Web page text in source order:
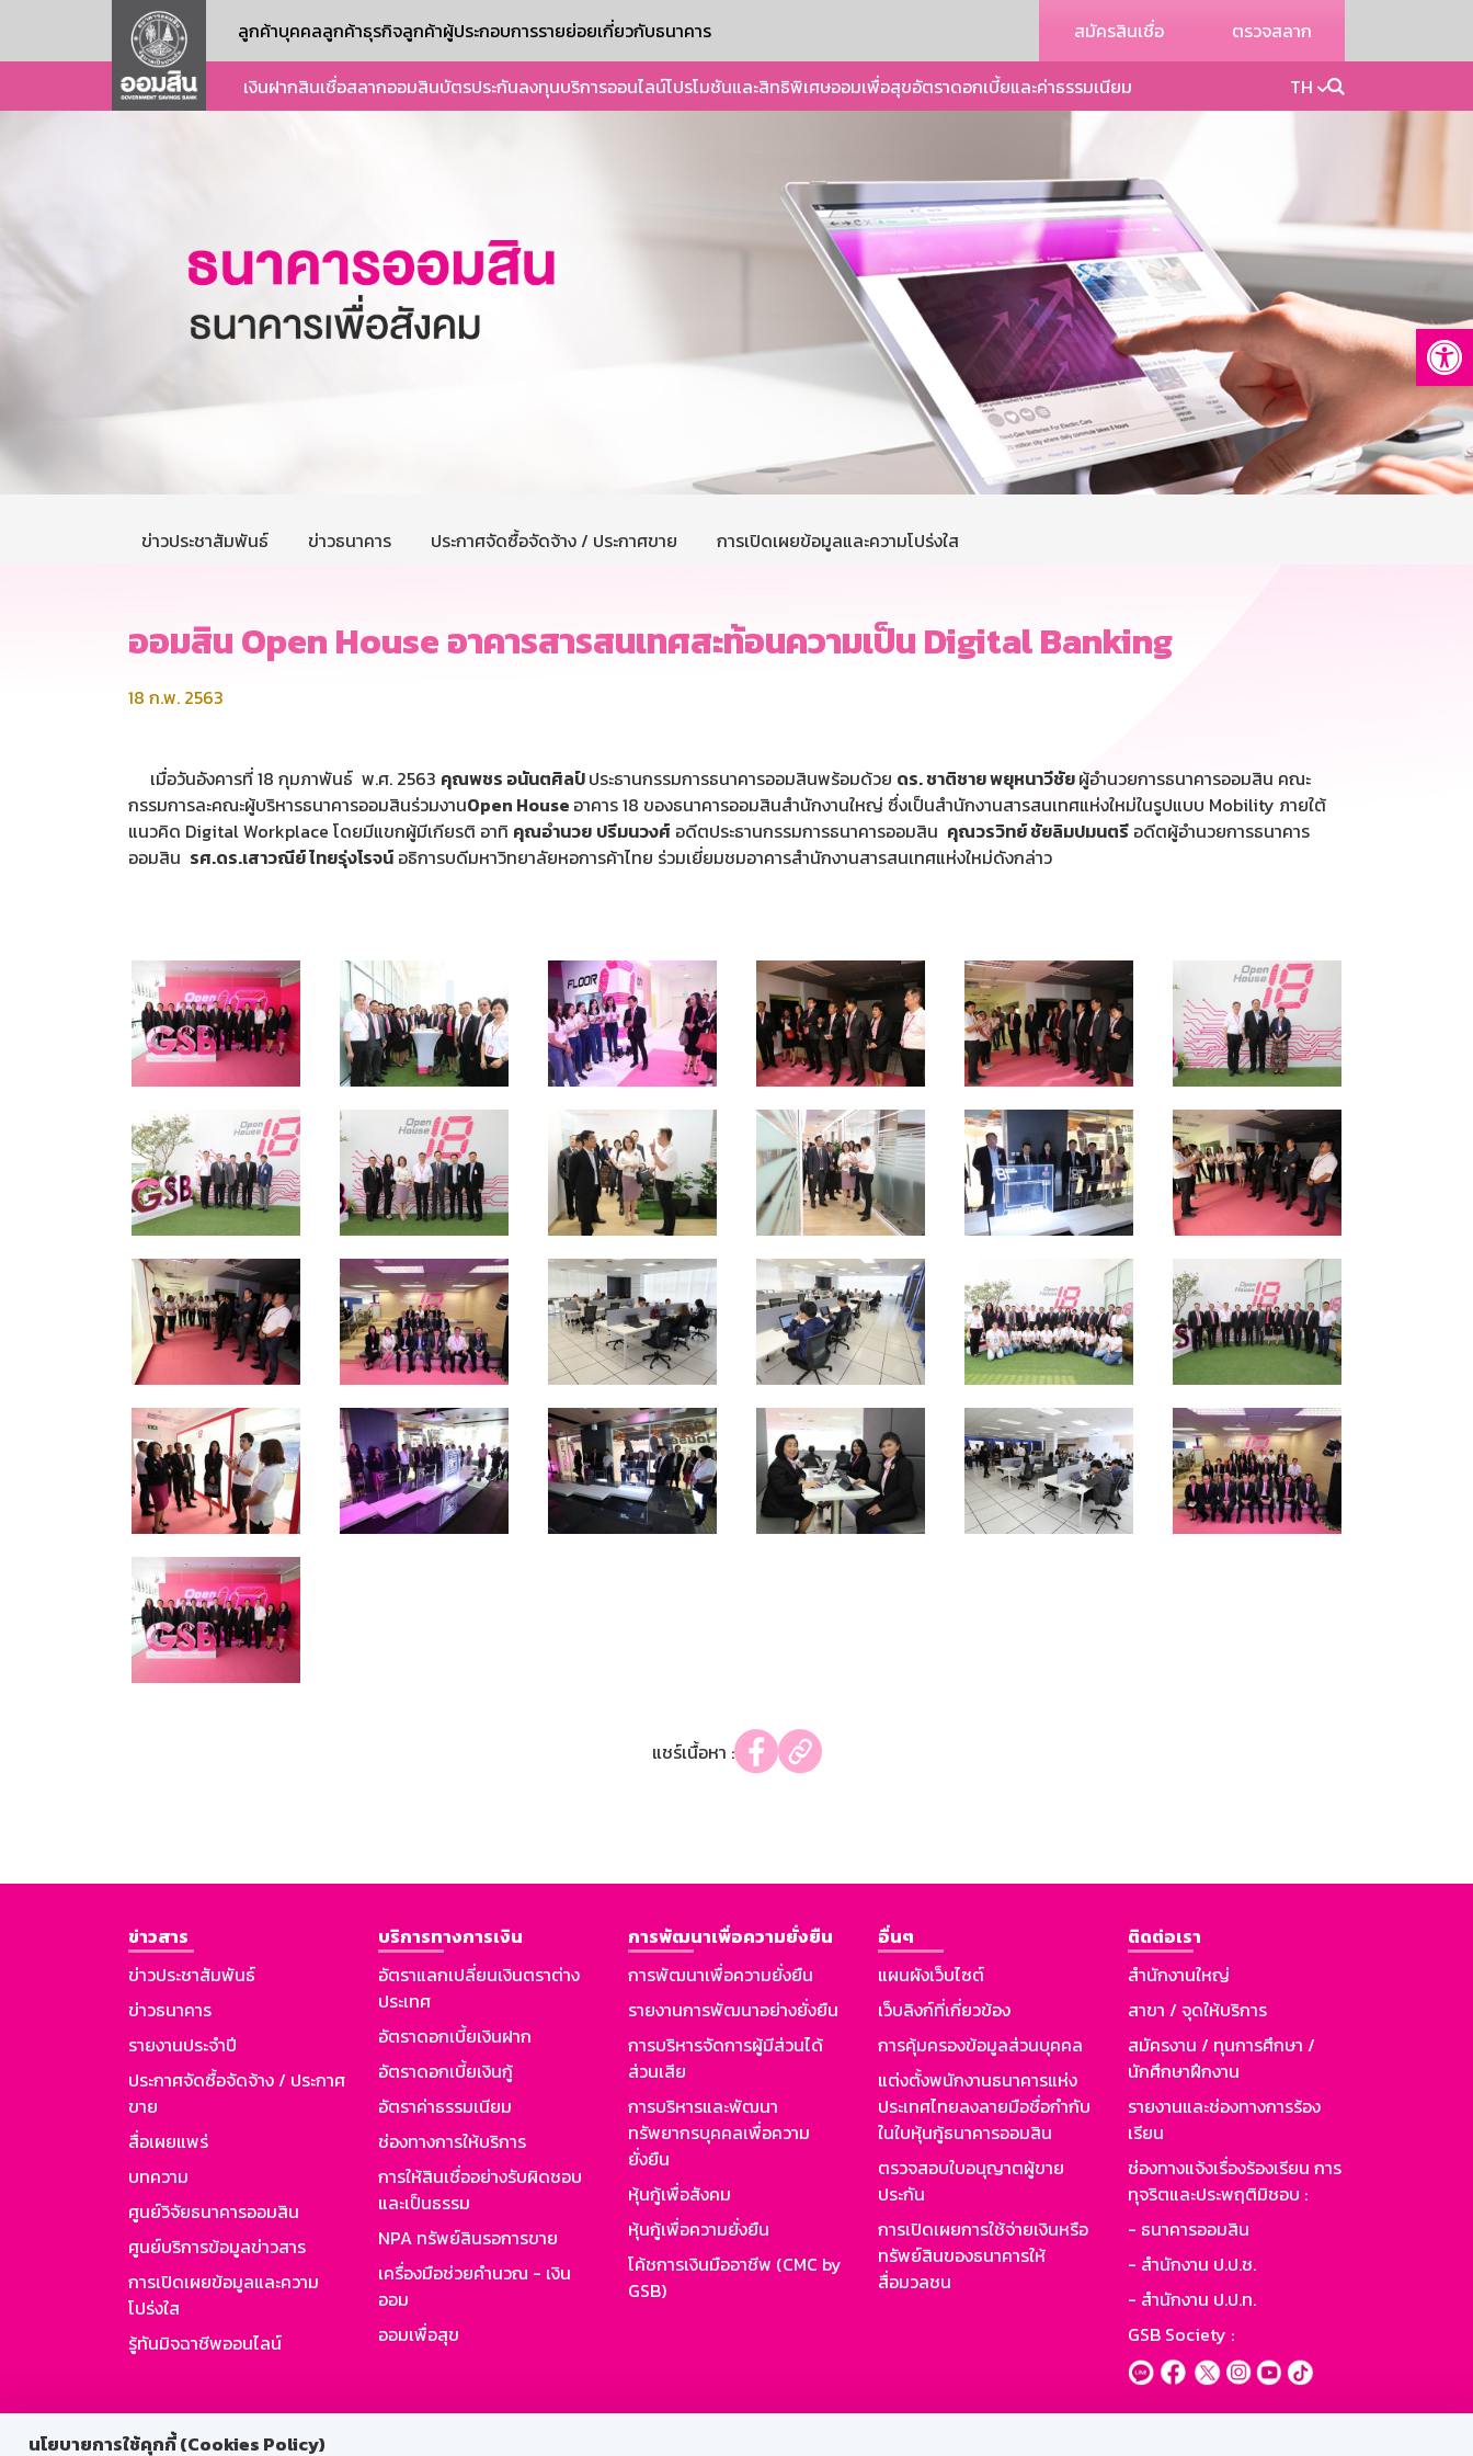
นโยบายการใช้คุกกี้ (Cookies Policy)
ลูกค้าบุคคลลูกค้าธุรกิจลูกค้าผู้ประกอบการรายย่อยเกี่ยวกับธนาคาร สมัครสินเชื่อ ตรวจสลาก
เงินฝากสินเชื่อสลากออมสินบัตรประกันลงทุนบริการออนไลน์โปรโมชันและสิทธิพิเศษออมเพื่อสุขอัตราดอกเบี้ยและค่าธรรมเนียม TH
ข่าวประชาสัมพันธ์ ข่าวธนาคาร ประกาศจัดซื้อจัดจ้าง / ประกาศขาย การเปิดเผยข้อมูลและความโปร่งใส
ออมสิน Open House อาคารสารสนเทศสะท้อนความเป็น Digital Banking
18 ก.พ. 2563
เมื่อวันอังคารที่ 18 กุมภาพันธ์ พ.ศ. 2563 คุณพชร อนันตศิลป์ประธานกรรมการธนาคารออมสินพร้อมด้วย ดร. ชาติชาย พยุหนาวีชัยผู้อำนวยการธนาคารออมสิน คณะ
กรรมการละคณะผู้บริหารธนาคารออมสินร่วมงานOpen House อาคาร 18 ของธนาคารออมสินสำนักงานใหญ่ ซึ่งเป็นสำนักงานสารสนเทศแห่งใหม่ในรูปแบบ Mobility ภายใต้
แนวคิด Digital Workplace โดยมีแขกผู้มีเกียรติ อาทิ คุณอํานวย ปรีมนวงศ์ อดีตประธานกรรมการธนาคารออมสิน คุณวรวิทย์ ชัยลิมปมนตรี อดีตผู้อำนวยการธนาคาร
ออมสิน รศ.ดร.เสาวณีย์ ไทยรุ่งโรจน์ อธิการบดีมหาวิทยาลัยหอการค้าไทย ร่วมเยี่ยมชมอาคารสำนักงานสารสนเทศแห่งใหม่ดังกล่าว
แชร์เนื้อหา :
ข่าวสาร
ข่าวประชาสัมพันธ์
ข่าวธนาคาร
รายงานประจำปี
ประกาศจัดซื้อจัดจ้าง / ประกาศ
ขาย
สื่อเผยแพร่
บทความ
ศูนย์วิจัยธนาคารออมสิน
ศูนย์บริการข้อมูลข่าวสาร
การเปิดเผยข้อมูลและความ
โปร่งใส
รู้ทันมิจฉาชีพออนไลน์
บริการทางการเงิน
อัตราแลกเปลี่ยนเงินตราต่าง
ประเทศ
อัตราดอกเบี้ยเงินฝาก
อัตราดอกเบี้ยเงินกู้
อัตราค่าธรรมเนียม
ช่องทางการให้บริการ
การให้สินเชื่ออย่างรับผิดชอบ
และเป็นธรรม
NPA ทรัพย์สินรอการขาย
เครื่องมือช่วยคำนวณ - เงิน
ออม
ออมเพื่อสุข
การพัฒนาเพื่อความยั่งยืน
การพัฒนาเพื่อความยั่งยืน
รายงานการพัฒนาอย่างยั่งยืน
การบริหารจัดการผู้มีส่วนได้
ส่วนเสีย
การบริหารและพัฒนา
ทรัพยากรบุคคลเพื่อความ
ยั่งยืน
หุ้นกู้เพื่อสังคม
หุ้นกู้เพื่อความยั่งยืน
โค้ชการเงินมืออาชีพ (CMC by
GSB)
อื่นๆ
แผนผังเว็บไซต์
เว็บลิงก์ที่เกี่ยวข้อง
การคุ้มครองข้อมูลส่วนบุคคล
แต่งตั้งพนักงานธนาคารแห่ง
ประเทศไทยลงลายมือชื่อกำกับ
ในใบหุ้นกู้ธนาคารออมสิน
ตรวจสอบใบอนุญาตผู้ขาย
ประกัน
การเปิดเผยการใช้จ่ายเงินหรือ
ทรัพย์สินของธนาคารให้
สื่อมวลชน
ติดต่อเรา
สำนักงานใหญ่
สาขา / จุดให้บริการ
สมัครงาน / ทุนการศึกษา /
นักศึกษาฝึกงาน
รายงานและช่องทางการร้อง
เรียน
ช่องทางแจ้งเรื่องร้องเรียน การ
ทุจริตและประพฤติมิชอบ :
- ธนาคารออมสิน
- สำนักงาน ป.ป.ช.
- สำนักงาน ป.ป.ท.
GSB Society :